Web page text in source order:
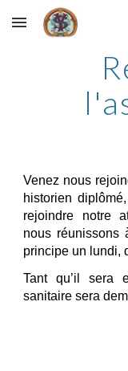
Skip to main content
Venez nous
historien
rejoindre notre
nous réunissons
principe un lundi,
Tant qu’il sera
sanitaire sera